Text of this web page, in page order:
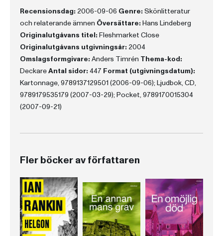
Recensionsdag: 2006-09-06 Genre: Skönlitteratur
och relaterande ämnen Översättare: Hans Lindeberg
Originalutgåvans titel: Fleshmarket Close
Originalutgåvans utgivningsår: 2004
Omslagsformgivare: Anders Timrén Thema-kod:
DeckareAntal sidor: 447 Format (utgivningsdatum):
Kartonnage, 9789137129501 (2006-09-06); Ljudbok, CD,
9789179535179 (2007-03-29); Pocket, 9789170015304
(2007-09-21)
Fler böcker av författaren